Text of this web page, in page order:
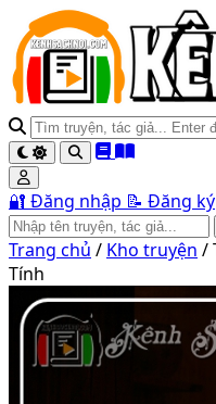
🔐 Đăng nhập 📝 Đăng ký
Trang chủ / Kho truyện /
Tính